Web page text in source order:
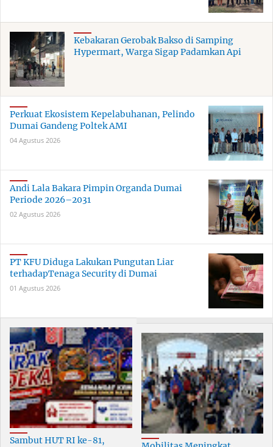
Kebakaran Gerobak Bakso di Samping
Hypermart, Warga Sigap Padamkan Api
Perkuat Ekosistem Kepelabuhanan, Pelindo
Dumai Gandeng Poltek AMI
04 Agustus 2026
Andi Lala Bakara Pimpin Organda Dumai
Periode 2026–2031
02 Agustus 2026
PT KFU Diduga Lakukan Pungutan Liar
terhadapTenaga Security di Dumai
01 Agustus 2026
Sambut HUT RI ke-81,